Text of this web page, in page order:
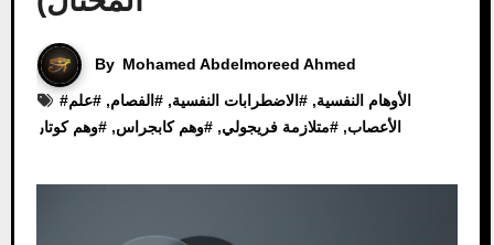
By Mohamed Abdelmoreed Ahmed
# الأوهام النفسية, # الاضطرابات النفسية, # الفصام, #علم
الأعصاب, #متلازمة فريجولي, #وهم كابجراس, #وهم كوتار